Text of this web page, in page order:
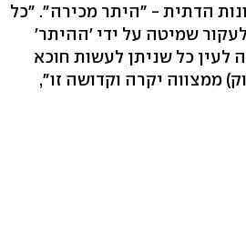
הדתית - "היתר מכירה". "כל
שמיטה על ידי 'ההיתר'
לעין כל שניתן לעשות חוכא
ממצווה יקרה וקדושה זו",